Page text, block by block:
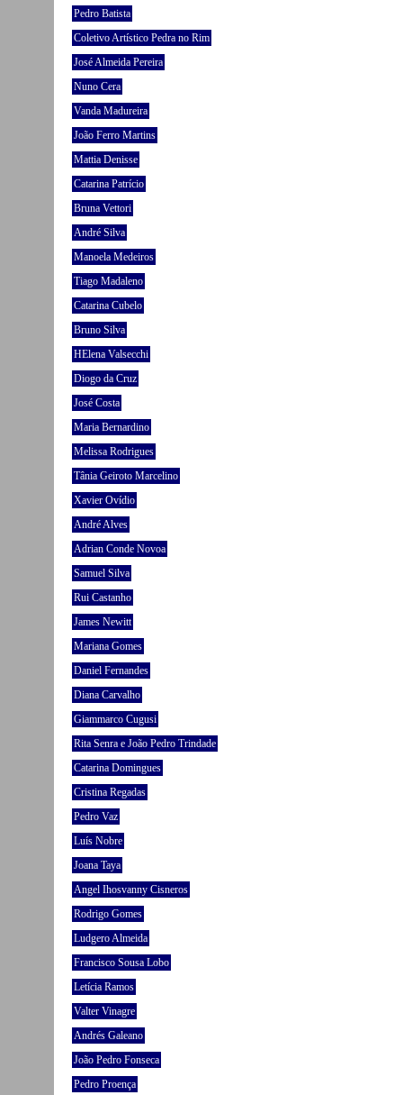
Pedro Batista
Coletivo Artístico Pedra no Rim
José Almeida Pereira
Nuno Cera
Vanda Madureira
João Ferro Martins
Mattia Denisse
Catarina Patrício
Bruna Vettori
André Silva
Manoela Medeiros
Tiago Madaleno
Catarina Cubelo
Bruno Silva
HElena Valsecchi
Diogo da Cruz
José Costa
Maria Bernardino
Melissa Rodrigues
Tânia Geiroto Marcelino
Xavier Ovídio
André Alves
Adrian Conde Novoa
Samuel Silva
Rui Castanho
James Newitt
Mariana Gomes
Daniel Fernandes
Diana Carvalho
Giammarco Cugusi
Rita Senra e João Pedro Trindade
Catarina Domingues
Cristina Regadas
Pedro Vaz
Luís Nobre
Joana Taya
Angel Ihosvanny Cisneros
Rodrigo Gomes
Ludgero Almeida
Francisco Sousa Lobo
Letícia Ramos
Valter Vinagre
Andrés Galeano
João Pedro Fonseca
Pedro Proença